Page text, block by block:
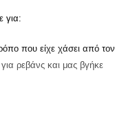
για:
που είχε χάσει από τον
ρεβάνς και μας βγήκε